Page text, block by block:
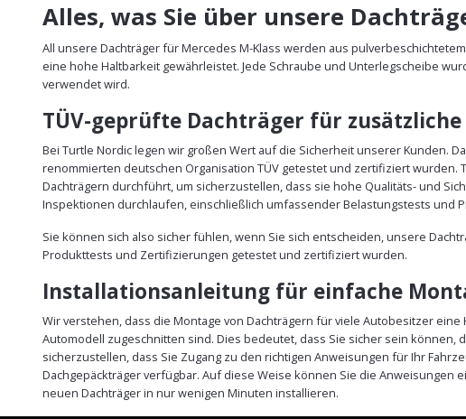
Alles, was Sie über unsere
All unsere Dachträger für Mercedes M-Klass werden aus
eine hohe Haltbarkeit gewährleistet. Jede Schraube und Unterlegscheibe
verwendet wird.
TÜV-geprüfte Dachträger für
Bei Turtle Nordic legen wir großen Wert auf die Sicherheit unserer Kunden.
renommierten deutschen Organisation TÜV getestet und zertifiziert
Dachträgern durchführt, um sicherzustellen, dass sie hohe Qualitäts- und
Inspektionen durchlaufen, einschließlich umfassender Belastungstests und
Sie können sich also sicher fühlen, wenn Sie sich entscheiden, unsere
Produkttests und Zertifizierungen getestet und zertifiziert wurden.
Installationsanleitung für einfache
Wir verstehen, dass die Montage von Dachträgern für viele Autobesitzer
Automodell zugeschnitten sind. Dies bedeutet, dass Sie sicher sein können,
sicherzustellen, dass Sie Zugang zu den richtigen Anweisungen für Ihr
Dachgepäckträger verfügbar. Auf diese Weise können Sie die
neuen Dachträger in nur wenigen Minuten installieren.